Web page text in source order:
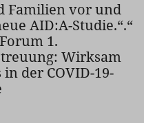
Familien vor und
AID:A-Studie.“.“
1.
Wirksam
der COVID-19-